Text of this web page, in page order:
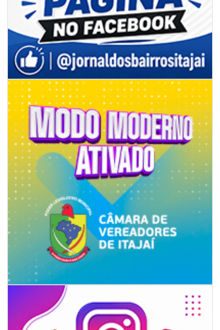
06/08/2026 | 18:28
Ciclone-bomba se forma sobre o oceano, mas Santa Catarina terá
impactos provocados pela frente fria e pelo vento Sul
ITAPEMA
06/08/2026 | 07:00
Secretaria de Cultura retoma oficinas culturais com diversas
modalidades para a comunidade